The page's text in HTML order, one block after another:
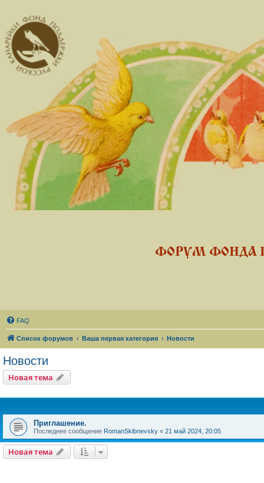
ФОРУМ ФОНДА
FAQ
Список форумов Ваша первая категория Новости
Новости
Новая тема
Приглашение.
Последнее сообщение RomanSkibnevsky « 21 май 2024, 20:05
Новая тема